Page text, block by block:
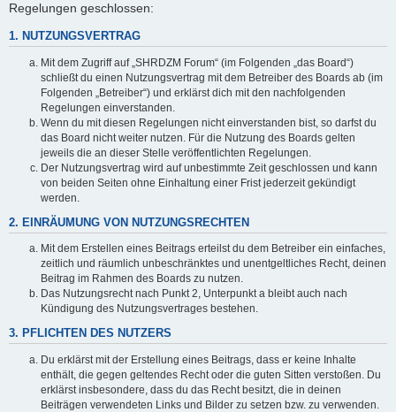
Regelungen geschlossen:
1. NUTZUNGSVERTRAG
Mit dem Zugriff auf „SHRDZM Forum“ (im Folgenden „das Board“)
schließt du einen Nutzungsvertrag mit dem Betreiber des Boards ab (im
Folgenden „Betreiber“) und erklärst dich mit den nachfolgenden
Regelungen einverstanden.
Wenn du mit diesen Regelungen nicht einverstanden bist, so darfst du
das Board nicht weiter nutzen. Für die Nutzung des Boards gelten
jeweils die an dieser Stelle veröffentlichten Regelungen.
Der Nutzungsvertrag wird auf unbestimmte Zeit geschlossen und kann
von beiden Seiten ohne Einhaltung einer Frist jederzeit gekündigt
werden.
2. EINRÄUMUNG VON NUTZUNGSRECHTEN
Mit dem Erstellen eines Beitrags erteilst du dem Betreiber ein einfaches,
zeitlich und räumlich unbeschränktes und unentgeltliches Recht, deinen
Beitrag im Rahmen des Boards zu nutzen.
Das Nutzungsrecht nach Punkt 2, Unterpunkt a bleibt auch nach
Kündigung des Nutzungsvertrages bestehen.
3. PFLICHTEN DES NUTZERS
Du erklärst mit der Erstellung eines Beitrags, dass er keine Inhalte
enthält, die gegen geltendes Recht oder die guten Sitten verstoßen. Du
erklärst insbesondere, dass du das Recht besitzt, die in deinen
Beiträgen verwendeten Links und Bilder zu setzen bzw. zu verwenden.